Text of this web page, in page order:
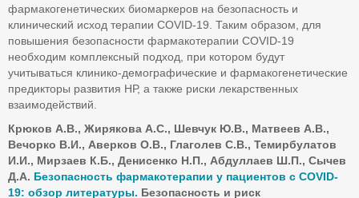
фармакогенетических биомаркеров на безопасность и
клинический исход терапии COVID-19. Таким образом, для
повышения безопасности фармакотерапии COVID-19
необходим комплексный подход, при котором будут
учитываться клинико-демографические и фармакогенетические
предикторы развития НР, а также риски лекарственных
взаимодействий.
Крюков А.В., Жирякова А.С., Шевчук Ю.В., Матвеев А.В.,
Вечорко В.И., Аверков О.В., Глаголев С.В., Темирбулатов
И.И., Мирзаев К.Б., Денисенко Н.П., Абдуллаев Ш.П., Сычев
Д.А. Безопасность фармакотерапии у пациентов с COVID-
19: обзор литературы. Безопасность и риск